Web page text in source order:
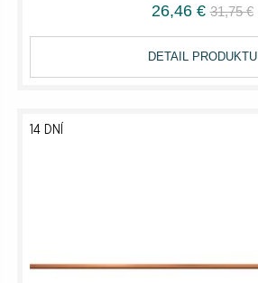
26,46 € 31,75 €
DETAIL PRODUKTU
14 DNÍ